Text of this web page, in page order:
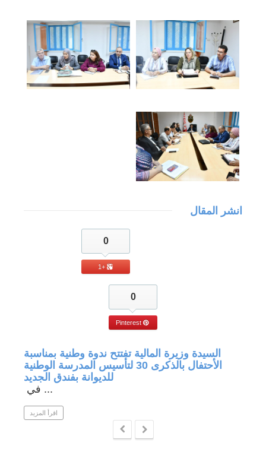
انشر المقال
0
+1
0
Pinterest
السيدة وزيرة المالية تفتتح ندوة وطنية بمناسبة
الأحتفال بالذكرى 30 لتأسيس المدرسة الوطنية
للديوانة بفندق الجديد
في ...
اقرأ المزيد